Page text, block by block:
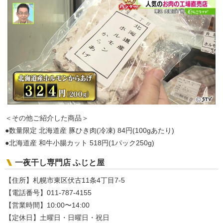
＜その他ご紹介した商品＞
●数量限定 北海道産 豚ひき肉(冷凍) 84円(100gあたり)
●北海道産 和牛小腸カット 518円(1パック250g)
一夜干し専門店 ふじと屋
【住所】札幌市東区伏古11条4丁目7-5
【電話番号】011-787-4155
【営業時間】10:00〜14:00
【定休日】土曜日・日曜日・祝日